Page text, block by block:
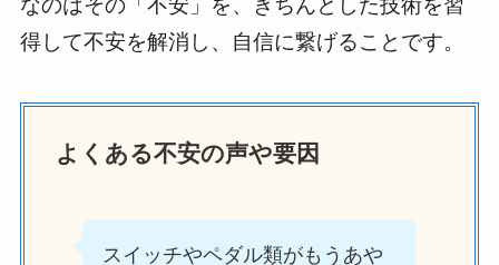
なのはその「不安」を、きちんとした技術を習
得して不安を解消し、自信に繋げることです。
よくある不安の声や要因
スイッチやペダル類がもうあや